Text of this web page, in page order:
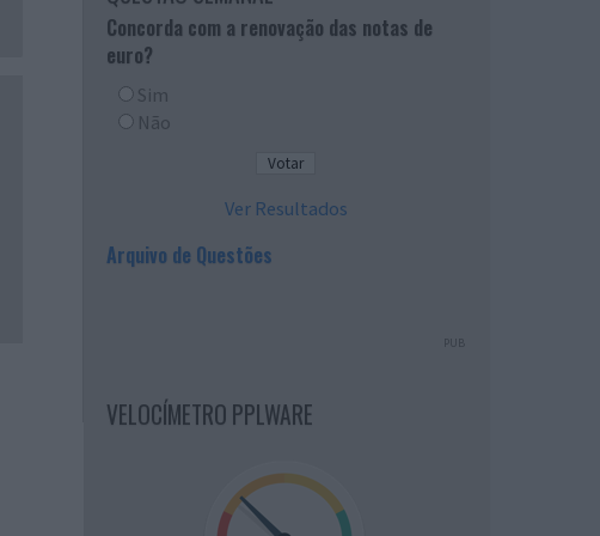
Concorda com a renovação das notas de
euro?
Sim
Não
Ver Resultados
Arquivo de Questões
PUB
VELOCÍMETRO PPLWARE